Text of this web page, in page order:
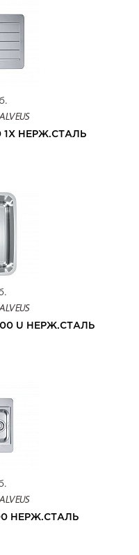
1X НЕРЖ.СТАЛЬ
U НЕРЖ.СТАЛЬ
НЕРЖ.СТАЛЬ